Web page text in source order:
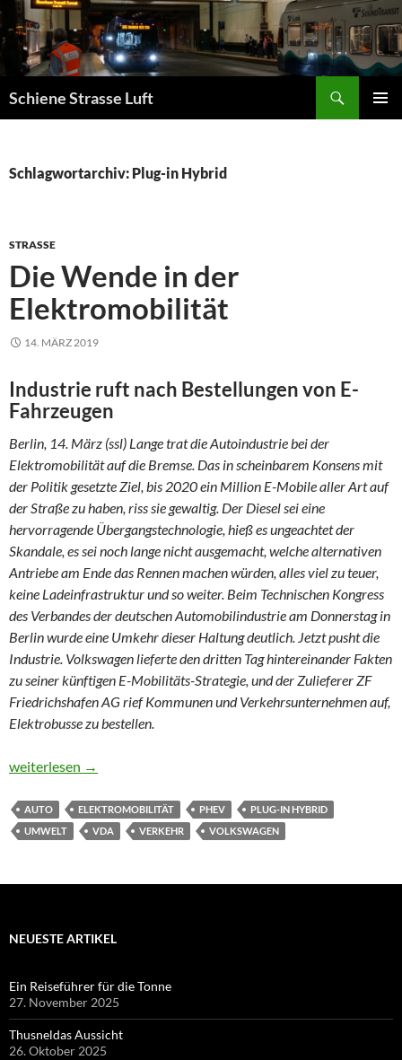
Zum
Inhalt
springen
Schiene Strasse Luft
Schlagwortarchiv: Plug-in Hybrid
STRASSE
Die Wende in der
Elektromobilität
14. MÄRZ 2019
Industrie ruft nach Bestellungen von E-
Fahrzeugen
Berlin, 14. März (ssl) Lange trat die Autoindustrie bei der
Elektromobilität auf die Bremse. Das in scheinbarem Konsens mit
der Politik gesetzte Ziel, bis 2020 ein Million E-Mobile aller Art auf
der Straße zu haben, riss sie gewaltig. Der Diesel sei eine
hervorragende Übergangstechnologie, hieß es ungeachtet der
Skandale, es sei noch lange nicht ausgemacht, welche alternativen
Antriebe am Ende das Rennen machen würden, alles viel zu teuer,
keine Ladeinfrastruktur und so weiter. Beim Technischen Kongress
des Verbandes der deutschen Automobilindustrie am Donnerstag in
Berlin wurde eine Umkehr dieser Haltung deutlich. Jetzt pusht die
Industrie. Volkswagen lieferte den dritten Tag hintereinander Fakten
zu seiner künftigen E-Mobilitäts-Strategie, und der Zulieferer ZF
Friedrichshafen AG rief Kommunen und Verkehrsunternehmen auf,
Elektrobusse zu bestellen.
Die Wende in der Elektromobilität
weiterlesen →
AUTO ELEKTROMOBILITÄT PHEV
PLUG-IN HYBRID
UMWELT
VDA VERKEHR VOLKSWAGEN
NEUESTE ARTIKEL
Ein Reiseführer für die Tonne
27. November 2025
Thusneldas Aussicht
26. Oktober 2025